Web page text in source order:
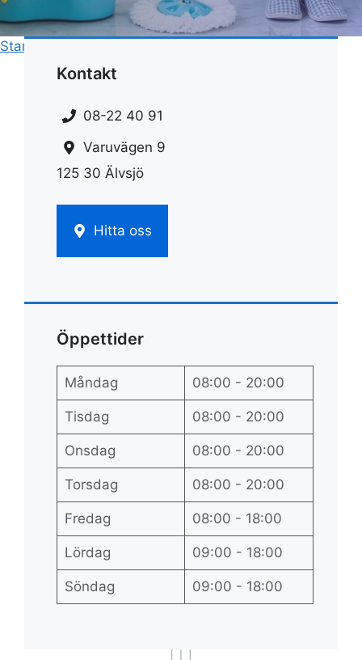
Start
Kontakt
08-22 40 91
Varuvägen 9
125 30 Älvsjö
Hitta oss
Öppettider
Måndag 08:00 - 20:00
Tisdag 08:00 - 20:00
Onsdag 08:00 - 20:00
Torsdag 08:00 - 20:00
Fredag 08:00 - 18:00
Lördag 09:00 - 18:00
Söndag 09:00 - 18:00